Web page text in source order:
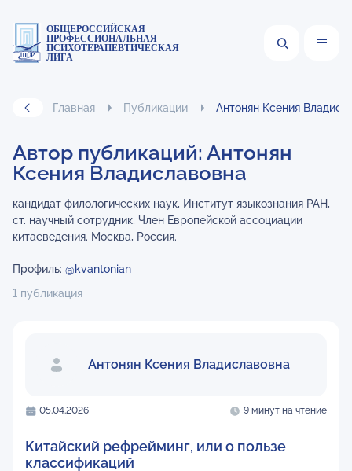
ОБЩЕРОССИЙСКАЯ
ПРОФЕССИОНАЛЬНАЯ
ПСИХОТЕРАПЕВТИЧЕСКАЯ
ЛИГА
Главная Публикации Антонян Ксения
Автор публикаций: Антонян
Ксения Владиславовна
кандидат филологических наук, Институт языкознания РАН,
ст. научный сотрудник, Член Европейской ассоциации
китаеведения. Москва, Россия.
Профиль: @kvantonian
1 публикация
Антонян Ксения Владиславовна
05.04.2026 9 минут на чтение
Китайский рефрейминг, или о пользе
классификаций